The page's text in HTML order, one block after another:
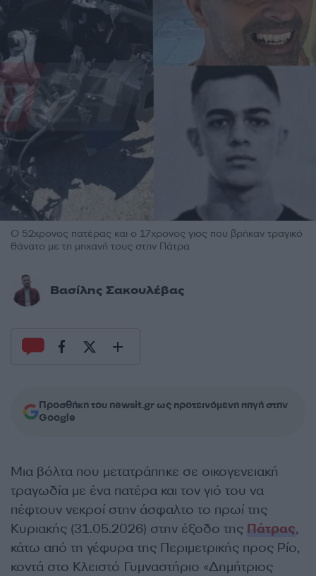
Ο 52χρονος πατέρας και ο 17χρονος γιος που βρήκαν τραγικό
θάνατο με τη μηχανή τους στην Πάτρα
Βασίλης Σακουλέβας
Προσθήκη του newsit.gr ως προτεινόμενη πηγή στην
Google
Μια βόλτα που μετατράπηκε σε οικογενειακή
τραγωδία με ένα πατέρα και τον γιό του να
πέφτουν νεκροί στην άσφαλτο το πρωί της
Κυριακής (31.05.2026) στην έξοδο της Πάτρας,
κάτω από τη γέφυρα της Περιμετρικής προς Ρίο,
κοντά στο Κλειστό Γυμναστήριο «Δημήτριος